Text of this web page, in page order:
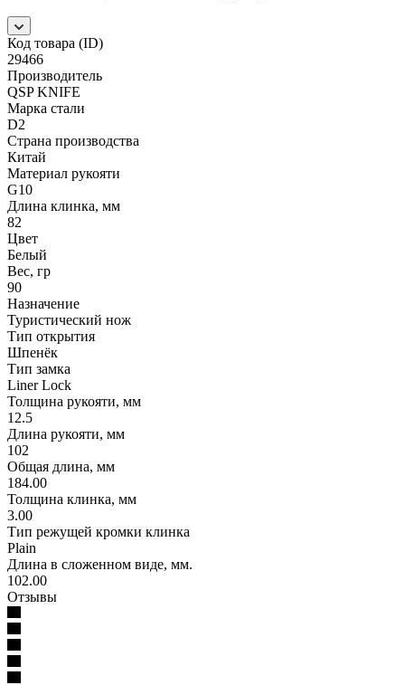
Код товара (ID)
29466
Производитель
QSP KNIFE
Марка стали
D2
Страна производства
Китай
Материал рукояти
G10
Длина клинка, мм
82
Цвет
Белый
Вес, гр
90
Назначение
Туристический нож
Тип открытия
Шпенёк
Тип замка
Liner Lock
Толщина рукояти, мм
12.5
Длина рукояти, мм
102
Общая длина, мм
184.00
Толщина клинка, мм
3.00
Тип режущей кромки клинка
Plain
Длина в сложенном виде, мм.
102.00
Отзывы